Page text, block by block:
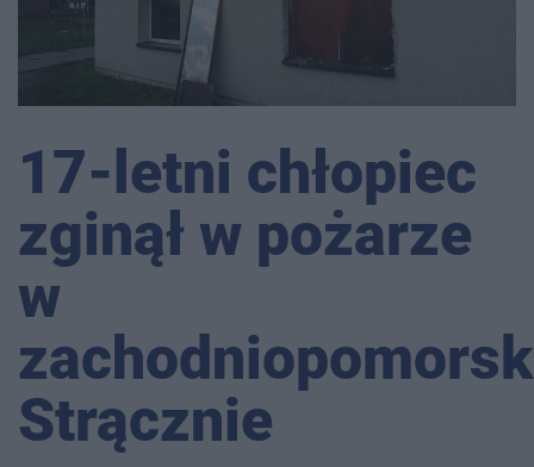
17-letni chłopiec
zginął w pożarze
w
Strącznie